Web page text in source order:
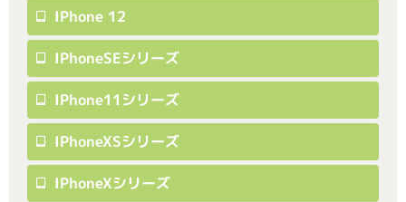
IPhone 12
IPhoneSEシリーズ
IPhone11シリーズ
IPhoneXSシリーズ
IPhoneXシリーズ